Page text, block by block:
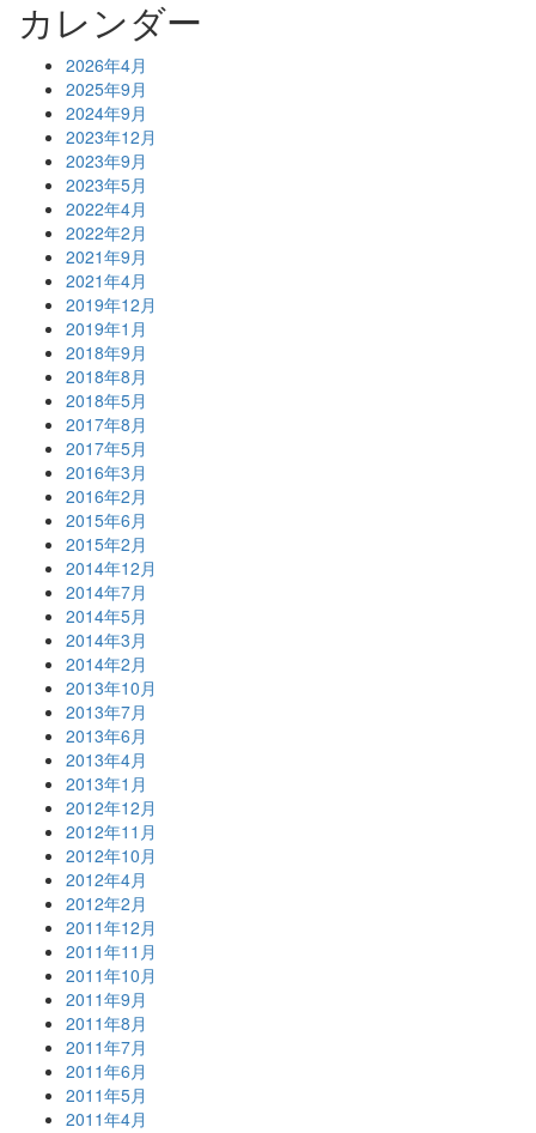
カレンダー
2026年4月
2025年9月
2024年9月
2023年12月
2023年9月
2023年5月
2022年4月
2022年2月
2021年9月
2021年4月
2019年12月
2019年1月
2018年9月
2018年8月
2018年5月
2017年8月
2017年5月
2016年3月
2016年2月
2015年6月
2015年2月
2014年12月
2014年7月
2014年5月
2014年3月
2014年2月
2013年10月
2013年7月
2013年6月
2013年4月
2013年1月
2012年12月
2012年11月
2012年10月
2012年4月
2012年2月
2011年12月
2011年11月
2011年10月
2011年9月
2011年8月
2011年7月
2011年6月
2011年5月
2011年4月